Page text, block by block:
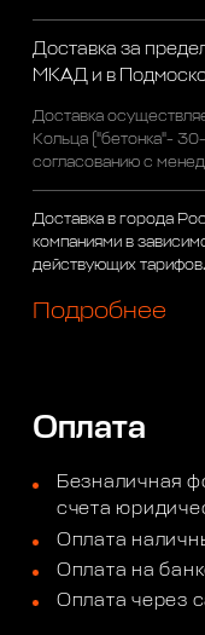
Доставка за
МКАД и в
Доставка
Кольца ("бетонка"-
согласованию с
Доставка в города
компаниями в
действующих тарифов.
Подробнее
Оплата
Безналичная
счета
Оплата
Оплата на
Оплата через